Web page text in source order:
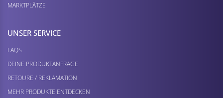
MARKTPLÄTZE
UNSER SERVICE
FAQS
DEINE PRODUKTANFRAGE
RETOURE / REKLAMATION
MEHR PRODUKTE ENTDECKEN